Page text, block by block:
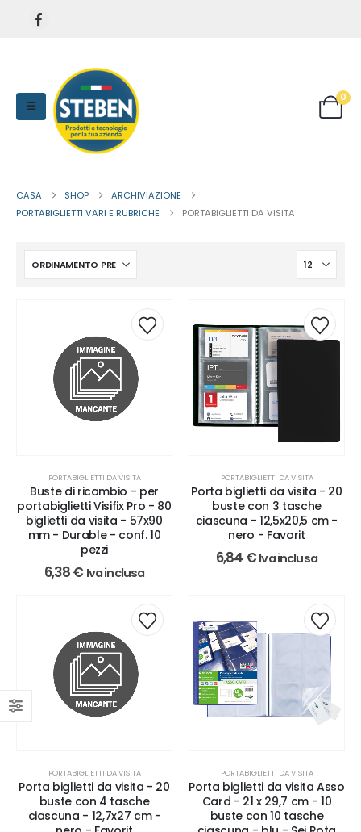
0
CASA SHOP
ARCHIVIAZIONE
PORTABIGLIETTI VARI E RUBRICHE
PORTABIGLIETTI DA VISITA
PORTABIGLIETTI DA VISITA
Buste di ricambio - per
portabiglietti Visifix Pro - 80
biglietti da visita - 57x90
mm - Durable - conf. 10
pezzi
6,38€ Iva inclusa
PORTABIGLIETTI DA VISITA
Porta biglietti da visita - 20
buste con 3 tasche
ciascuna - 12,5x20,5 cm -
nero - Favorit
6,84 € Iva inclusa
PORTABIGLIETTI DA VISITA
Porta biglietti da visita - 20
buste con 4 tasche
ciascuna - 12,7x27 cm -
PORTABIGLIETTI DA VISITA
Porta biglietti da visita Asso
Card - 21 x 29,7 cm - 10
buste con 10 tasche